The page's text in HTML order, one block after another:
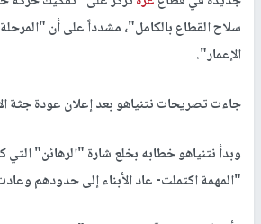
سلاح القطاع بالكامل"، مشدداً على أن "المرحلة
الإعمار".
جاءت تصريحات نتنياهو بعد إعلان عودة جثة
وبدأ نتنياهو خطابه بخلع شارة "الرهائن" التي
"المهمة اكتملت- عاد الأبناء إلى حدودهم